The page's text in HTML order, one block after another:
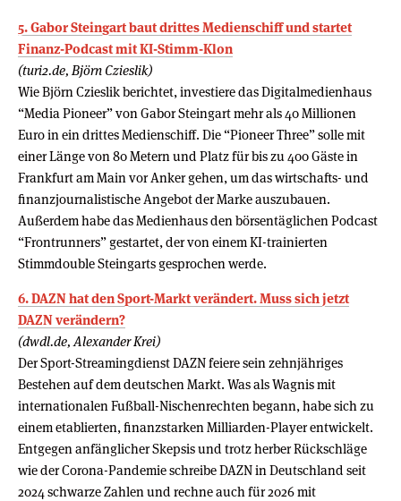
5. Gabor Steingart baut drittes Medienschiff und startet
Finanz-Podcast mit KI-Stimm-Klon
(turi2.de, Björn Czieslik)
Wie Björn Czieslik berichtet, investiere das Digitalmedienhaus
“Media Pioneer” von Gabor Steingart mehr als 40 Millionen
Euro in ein drittes Medienschiff. Die “Pioneer Three” solle mit
einer Länge von 80 Metern und Platz für bis zu 400 Gäste in
Frankfurt am Main vor Anker gehen, um das wirtschafts- und
finanzjournalistische Angebot der Marke auszubauen.
Außerdem habe das Medienhaus den börsentäglichen Podcast
“Frontrunners” gestartet, der von einem KI-trainierten
Stimmdouble Steingarts gesprochen werde.
6. DAZN hat den Sport-Markt verändert. Muss sich jetzt
DAZN verändern?
(dwdl.de, Alexander Krei)
Der Sport-Streamingdienst DAZN feiere sein zehnjähriges
Bestehen auf dem deutschen Markt. Was als Wagnis mit
internationalen Fußball-Nischenrechten begann, habe sich zu
einem etablierten, finanzstarken Milliarden-Player entwickelt.
Entgegen anfänglicher Skepsis und trotz herber Rückschläge
wie der Corona-Pandemie schreibe DAZN in Deutschland seit
2024 schwarze Zahlen und rechne auch für 2026 mit